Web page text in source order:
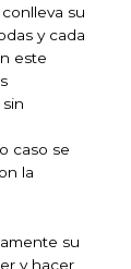
su
y cada
este
caso se
la
su
y hacer